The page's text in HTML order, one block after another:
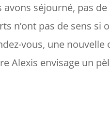
séjourné, pas
n’ont pas de sens
vous, une
Alexis envisage un